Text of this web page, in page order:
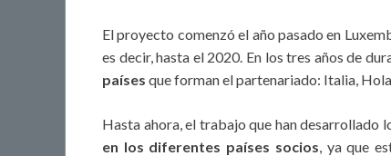
El proyecto comenzó el año pasado en
es decir, hasta el 2020. En los tres años de
países que forman el partenariado: Italia,
Hasta ahora, el trabajo que han desarrollado
en los diferentes países socios, ya que